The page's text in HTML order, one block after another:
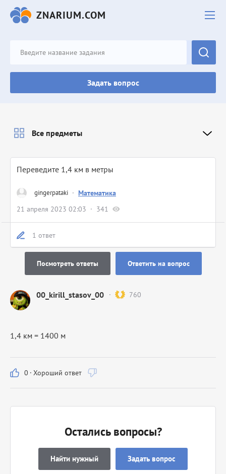
ZNARIUM.COM
Задать вопрос
gingerpataki · Математика
21 апреля 2023 02:03
341
Переведите 1,4 км в метры
1 ответ
Посмотреть ответы Ответить на вопрос
00_kirill_stasov_00 760
1,4 км = 1400 м
0 · Хороший ответ
Остались вопросы?
Найти нужный Задать вопрос
Все предметы